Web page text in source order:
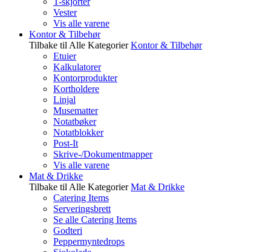
Vester
Vis alle varene
Kontor & Tilbehør
Tilbake til Alle Kategorier Kontor & Tilbehør
Etuier
Kalkulatorer
Kontorprodukter
Kortholdere
Linjal
Musematter
Notatbøker
Notatblokker
Post-It
Skrive-/Dokumentmapper
Vis alle varene
Mat & Drikke
Tilbake til Alle Kategorier Mat & Drikke
Catering Items
Serveringsbrett
Se alle Catering Items
Godteri
Peppermyntedrops